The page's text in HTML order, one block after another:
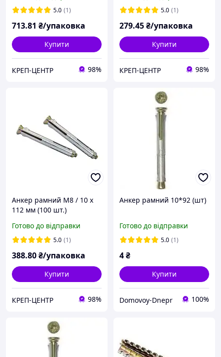
5.0 (1)
713.81 ₴/упаковка
Купити
КРЕП-ЦЕНТР 98%
5.0 (1)
279.45₴/упаковка
Купити
КРЕП-ЦЕНТР 98%
Анкер рамний M8 / 10 х
112 мм (100 шт.)
Готово до відправки
5.0 (1)
388.80₴/упаковка
Купити
КРЕП-ЦЕНТР 98%
Анкер рамний 10*92 (шт)
Готово до відправки
5.0 (1)
4₴
Купити
Domovoy-Dnepr 100%